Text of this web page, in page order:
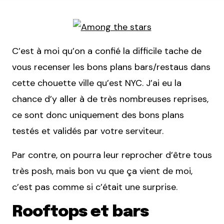
C’est à moi qu’on a confié la difficile tache de
vous recenser les bons plans bars/restaus dans
cette chouette ville qu’est NYC. J’ai eu la
chance d’y aller à de très nombreuses reprises,
ce sont donc uniquement des bons plans
testés et validés par votre serviteur.
Par contre, on pourra leur reprocher d’être tous
très posh, mais bon vu que ça vient de moi,
c’est pas comme si c’était une surprise.
Rooftops et bars